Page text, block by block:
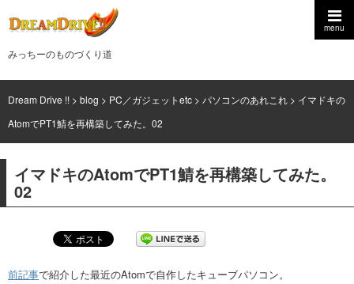
menu
みっちーのものづくり道
Dream Drive !! > blog > PC／ガジェットetc > パソコンのあれこれ > イマドキの
AtomでPT1鯖を再構築してみた。02
イマドキのAtomでPT1鯖を再構築してみた。
02
前記事で紹介した最近のAtomで自作したキューブパソコン。